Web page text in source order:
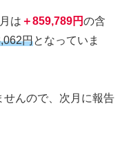
は ＋859,789円の含
円となっていま
せんので、次月に報告